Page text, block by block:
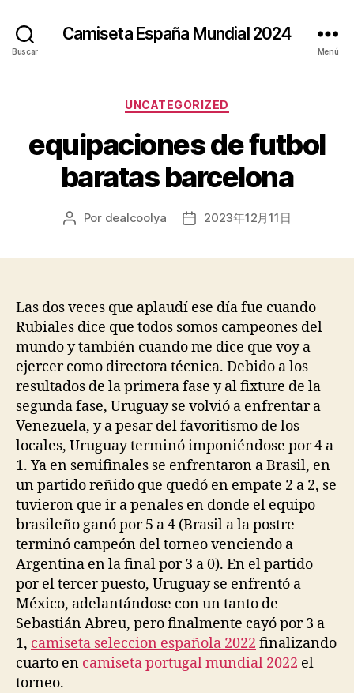
Buscar
Camiseta España Mundial 2024
Menú
Categorías
UNCATEGORIZED
equipaciones de futbol
baratas barcelona
Autor
Por dealcoolya
Fecha2023年12月11日
Las dos veces que aplaudí ese día fue cuando
Rubiales dice que todos somos campeones del
mundo y también cuando me dice que voy a
ejercer como directora técnica. Debido a los
resultados de la primera fase y al fixture de la
segunda fase, Uruguay se volvió a enfrentar a
Venezuela, y a pesar del favoritismo de los
locales, Uruguay terminó imponiéndose por 4 a
1. Ya en semifinales se enfrentaron a Brasil, en
un partido reñido que quedó en empate 2 a 2, se
tuvieron que ir a penales en donde el equipo
brasileño ganó por 5 a 4 (Brasil a la postre
terminó campeón del torneo venciendo a
Argentina en la final por 3 a 0). En el partido
por el tercer puesto, Uruguay se enfrentó a
México, adelantándose con un tanto de
Sebastián Abreu, pero finalmente cayó por 3 a
1, camiseta seleccion española 2022 finalizando
cuarto en camiseta portugal mundial 2022 el
torneo.